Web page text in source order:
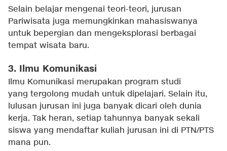
Selain belajar mengenai teori-teori, jurusan
Pariwisata juga memungkinkan mahasiswanya
untuk bepergian dan mengeksplorasi berbagai
tempat wisata baru.
3. Ilmu Komunikasi
Ilmu Komunikasi merupakan program studi
yang tergolong mudah untuk dipelajari. Selain itu,
lulusan jurusan ini juga banyak dicari oleh dunia
kerja. Tak heran, setiap tahunnya banyak sekali
siswa yang mendaftar kuliah jurusan ini di PTN/PTS
mana pun.